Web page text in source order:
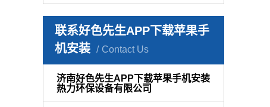
联系好色先生APP下载苹果手
机安装
Contact Us
济南好色先生APP下载苹果手机安装
热力环保设备有限公司